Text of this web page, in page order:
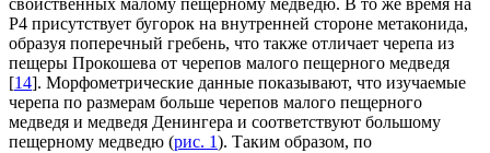
свойственных малому пещерному медведю. В то же время на
Р4 присутствует бугорок на внутренней стороне метаконида,
образуя поперечный гребень, что также отличает черепа из
пещеры Прокошева от черепов малого пещерного медведя
[14]. Морфометрические данные показывают, что изучаемые
черепа по размерам больше черепов малого пещерного
медведя и медведя Денингера и соответствуют большому
пещерному медведю (рис. 1). Таким образом, по